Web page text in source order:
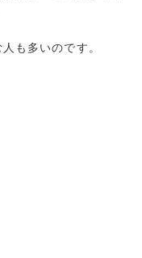
も多いのです。